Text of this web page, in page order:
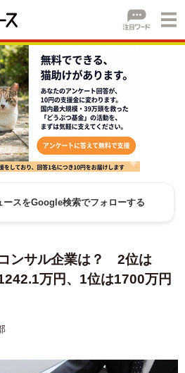
ースをGoogle検索でフォローする
ンサル企業は？ 2位は
万円、1位は1700万円